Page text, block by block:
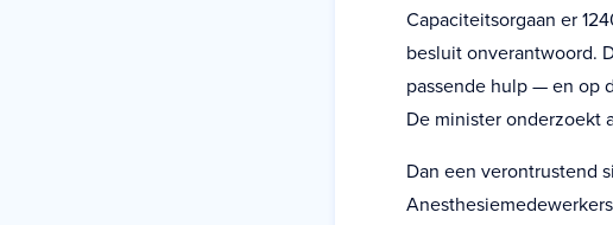
Capaciteitsorgaan er
besluit onverantwoord.
passende hulp — en op
De minister onderzoekt
Dan een verontrustend